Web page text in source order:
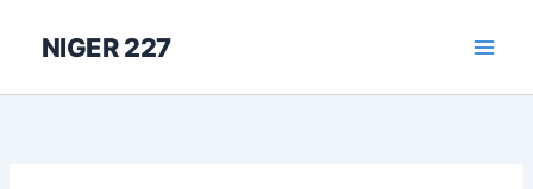
NIGER 227